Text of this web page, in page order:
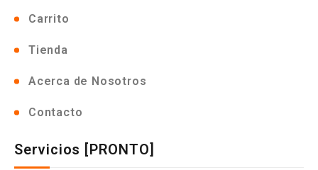
Carrito
Tienda
Acerca de Nosotros
Contacto
Servicios [PRONTO]